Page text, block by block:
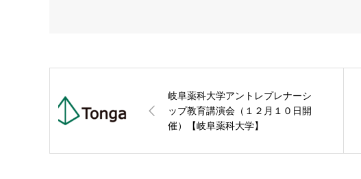
岐阜薬科大学アントレプレナーシ
ップ教育講演会（１２月１０日開
催）【岐阜薬科大学】